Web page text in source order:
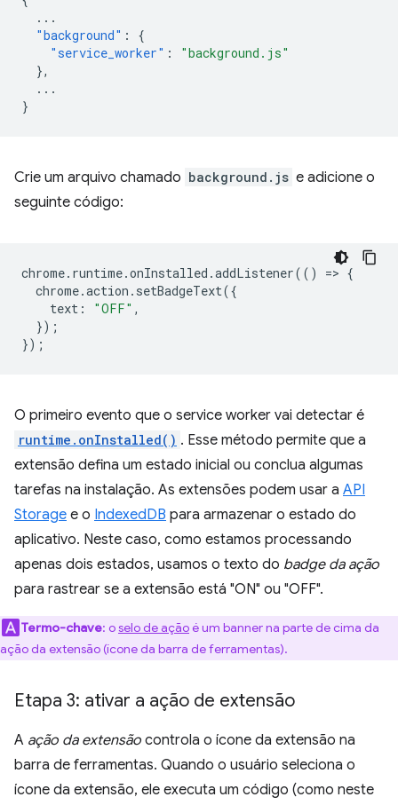
...
"background" :
{
"service_worker" :
"background.js"
},
...
}
Crie um arquivo chamado background.js e adicione o
seguinte código:
chrome. runtime.onInstalled .addListener(() => {
chrome.action . setBadgeText({
text : "OFF" ,
});
});
O primeiro evento que o service worker vai detectar é
runtime.onInstalled() . Esse método permite que a
extensão defina um estado inicial ou conclua algumas
tarefas na instalação. As extensões podem usar a API
Storage e o IndexedDB para armazenar o estado do
aplicativo. Neste caso, como estamos processando
apenas dois estados, usamos o texto do badge da ação
para rastrear se a extensão está "ON" ou "OFF".
Termo-chave: oselo de açãoé um banner na parte de cima da
ação da extensão (ícone da barra de ferramentas).
Etapa 3: ativar a ação de extensão
A ação da extensão controla o ícone da extensão na
barra de ferramentas. Quando o usuário seleciona o
ícone da extensão, ele executa um código (como neste